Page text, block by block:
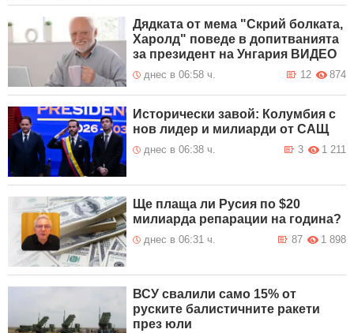
Дядката от мема "Скрий болката,
Харолд" поведе в допитванията
за президент на Унгария ВИДЕО
днес в 06:58 ч. 874
12
Исторически завой: Колумбия с
нов лидер и милиарди от САЩ
днес в 06:38 ч. 1 211
3
Ще плаща ли Русия по $20
милиарда репарации на година?
днес в 06:31 ч. 1 898
87
ВСУ свалили само 15% от
руските балистичните ракети
през юли